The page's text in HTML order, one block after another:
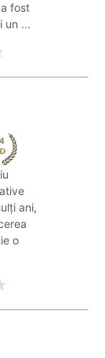
fost
un ...
ani,
o